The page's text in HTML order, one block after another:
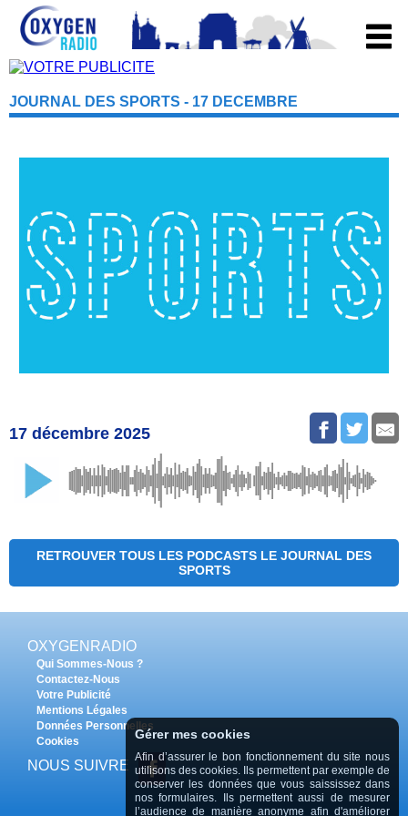
JOURNAL DES SPORTS - 17 DECEMBRE
17 décembre 2025
RETROUVER TOUS LES PODCASTS LE JOURNAL DES
SPORTS
OXYGENRADIO
Qui Sommes-Nous ?
Contactez-Nous
Votre Publicité
Mentions Légales
Données Personnelles
Cookies
NOUS SUIVRE
Gérer mes cookies
Afin d’assurer le bon fonctionnement du site nous
utilisons des cookies. Ils permettent par exemple de
conserver les données que vous saississez dans
nos formulaires. Ils permettent aussi de mesurer
l’audience de manière anonyme afin d'améliorer